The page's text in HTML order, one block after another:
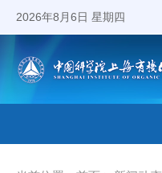
2026年8月6日 星期四